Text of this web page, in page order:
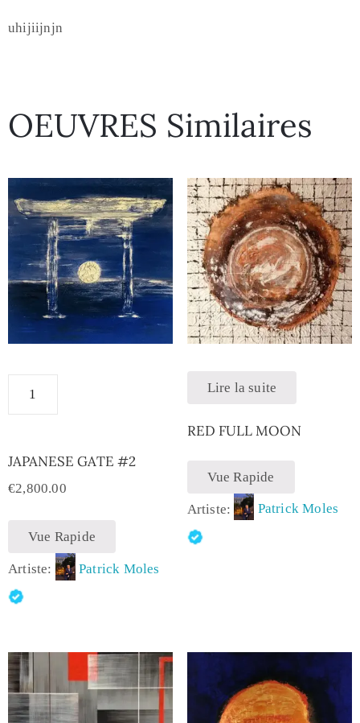
uhijiijnjn
OEUVRES Similaires
JAPANESE GATE #2
€2,800.00
Vue Rapide
Artiste: Patrick Moles
Lire la suite
RED FULL MOON
Vue Rapide
Artiste: Patrick Moles